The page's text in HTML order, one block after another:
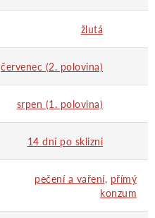
žlutá
červenec (2. polovina)
srpen (1. polovina)
14 dní po sklizni
pečení a vaření, přímý
konzum